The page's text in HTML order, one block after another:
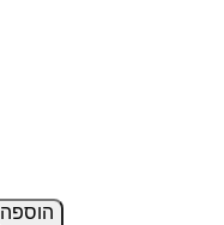
הוספה